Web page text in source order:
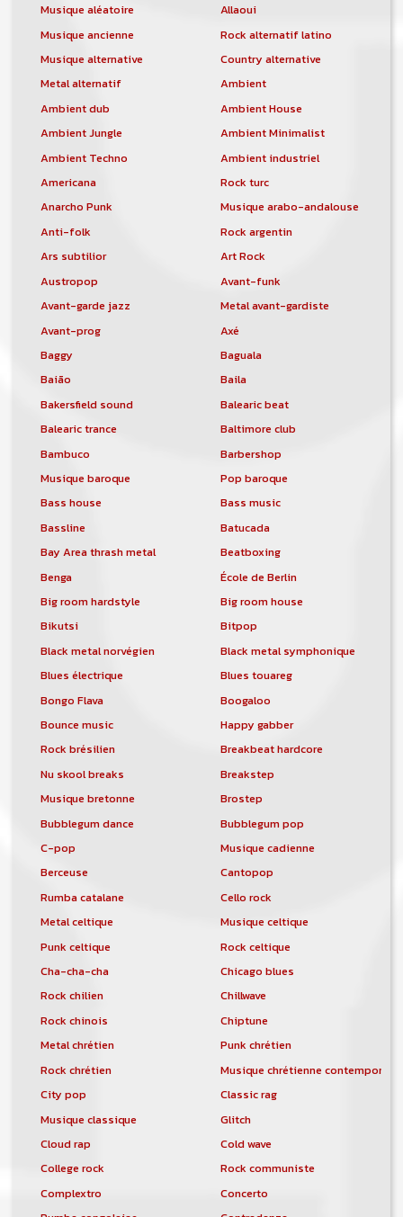
Musique aléatoire
Allaoui
Musique ancienne
Rock alternatif latino
Musique alternative
Country alternative
Metal alternatif
Ambient
Ambient dub
Ambient House
Ambient Jungle
Ambient Minimalist
Ambient Techno
Ambient industriel
Americana
Rock turc
Anarcho Punk
Musique arabo-andalouse
Anti-folk
Rock argentin
Ars subtilior
Art Rock
Austropop
Avant-funk
Avant-garde jazz
Metal avant-gardiste
Avant-prog
Axé
Baggy
Baguala
Baião
Baila
Bakersfield sound
Balearic beat
Balearic trance
Baltimore club
Bambuco
Barbershop
Musique baroque
Pop baroque
Bass house
Bass music
Bassline
Batucada
Bay Area thrash metal
Beatboxing
Benga
École de Berlin
Big room hardstyle
Big room house
Bikutsi
Bitpop
Black metal norvégien
Black metal symphonique
Blues électrique
Blues touareg
Bongo Flava
Boogaloo
Bounce music
Happy gabber
Rock brésilien
Breakbeat hardcore
Nu skool breaks
Breakstep
Musique bretonne
Brostep
Bubblegum dance
Bubblegum pop
C-pop
Musique cadienne
Berceuse
Cantopop
Rumba catalane
Cello rock
Metal celtique
Musique celtique
Punk celtique
Rock celtique
Cha-cha-cha
Chicago blues
Rock chilien
Chillwave
Rock chinois
Chiptune
Metal chrétien
Punk chrétien
Rock chrétien
Musique chrétienne
City pop
Classic rag
Musique classique
Glitch
Cloud rap
Cold wave
College rock
Rock communiste
Complextro
Concerto